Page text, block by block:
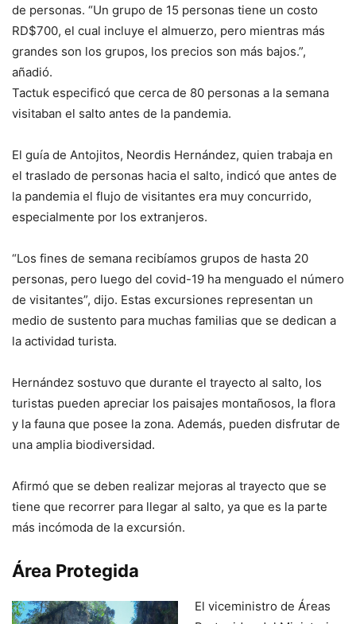
de personas. “Un grupo de 15 personas tiene un costo
RD$700, el cual incluye el almuerzo, pero mientras más
grandes son los grupos, los precios son más bajos.”,
añadió.
Tactuk especificó que cerca de 80 personas a la semana
visitaban el salto antes de la pandemia.
El guía de Antojitos, Neordis Hernández, quien trabaja en
el traslado de personas hacia el salto, indicó que antes de
la pandemia el flujo de visitantes era muy concurrido,
especialmente por los extranjeros.
“Los fines de semana recibíamos grupos de hasta 20
personas, pero luego del covid-19 ha menguado el número
de visitantes”, dijo. Estas excursiones representan un
medio de sustento para muchas familias que se dedican a
la actividad turista.
Hernández sostuvo que durante el trayecto al salto, los
turistas pueden apreciar los paisajes montañosos, la flora
y la fauna que posee la zona. Además, pueden disfrutar de
una amplia biodiversidad.
Afirmó que se deben realizar mejoras al trayecto que se
tiene que recorrer para llegar al salto, ya que es la parte
más incómoda de la excursión.
Área Protegida
El viceministro de Áreas